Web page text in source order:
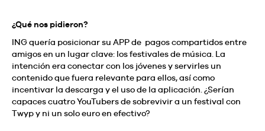
¿Qué nos pidieron?
ING quería posicionar su APP de pagos compartidos entre
amigos en un lugar clave: los festivales de música. La
intención era conectar con los jóvenes y servirles un
contenido que fuera relevante para ellos, así como
incentivar la descarga y el uso de la aplicación. ¿Serían
capaces cuatro YouTubers de sobrevivir a un festival con
Twyp y ni un solo euro en efectivo?